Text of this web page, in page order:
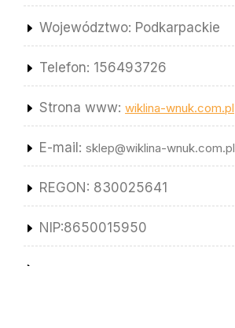
Województwo: Podkarpackie
Telefon: 156493726
Strona www: wiklina-wnuk.com.pl
E-mail: sklep@wiklina-wnuk.com.pl
REGON: 830025641
NIP:8650015950